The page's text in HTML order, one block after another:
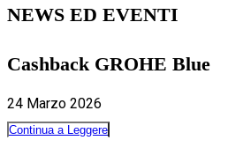
NEWS ED EVENTI
Cashback GROHE Blue
24 Marzo 2026
Continua a Leggere